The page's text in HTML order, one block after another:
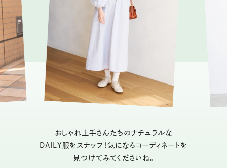
おしゃれ上手さんたちのナチュラルな
DAILY服をスナップ！気になるコーディネートを
見つけてみてくださいね。